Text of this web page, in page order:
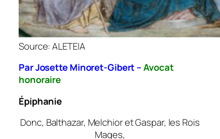
Source: ALETEIA
Par Josette Minoret-Gibert –Avocat
honoraire
Épiphanie
Donc, Balthazar, Melchior et Gaspar, les Rois
Mages,